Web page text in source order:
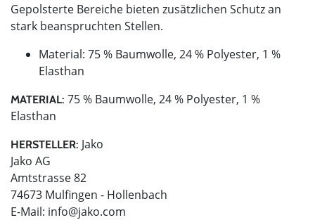
Gepolsterte Bereiche bieten zusätzlichen Schutz an
stark beanspruchten Stellen.
Material: 75 % Baumwolle, 24 % Polyester, 1 %
Elasthan
MATERIAL: 75 % Baumwolle, 24 % Polyester, 1 %
Elasthan
HERSTELLER: Jako
Jako AG
Amtstrasse 82
74673 Mulfingen - Hollenbach
E-Mail: info@jako.com